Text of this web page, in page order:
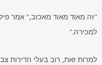
"זה מאוד מאוד מאכזב," אמר
למכירה."
למרות זאת, רוב בעלי הדירות